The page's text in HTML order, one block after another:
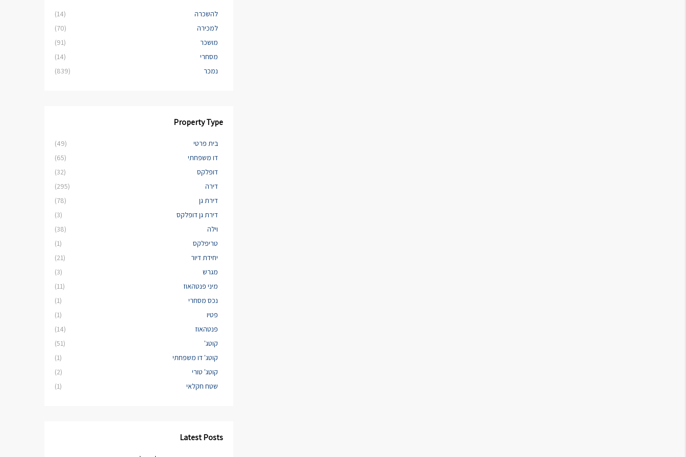
להשכרה
(14)
למכירה
(70)
מושכר
(91)
מסחרי
(14)
נמכר
(839)
Property Type
בית פרטי
(49)
דו משפחתי
(65)
דופלקס
(32)
דירה
(295)
דירת גן
(78)
דירת גן דופלקס
(3)
וילה
(38)
טריפלקס
(1)
יחידת דיור
(21)
מגרש
(3)
מיני פנטהאוז
(11)
נכס מסחרי
(1)
פטיו
(1)
פנטהאוז
(14)
קוטג'
(51)
קוטג' דו משפחתי
(1)
קוטג' טורי
(2)
שטח חקלאי
(1)
Latest Posts